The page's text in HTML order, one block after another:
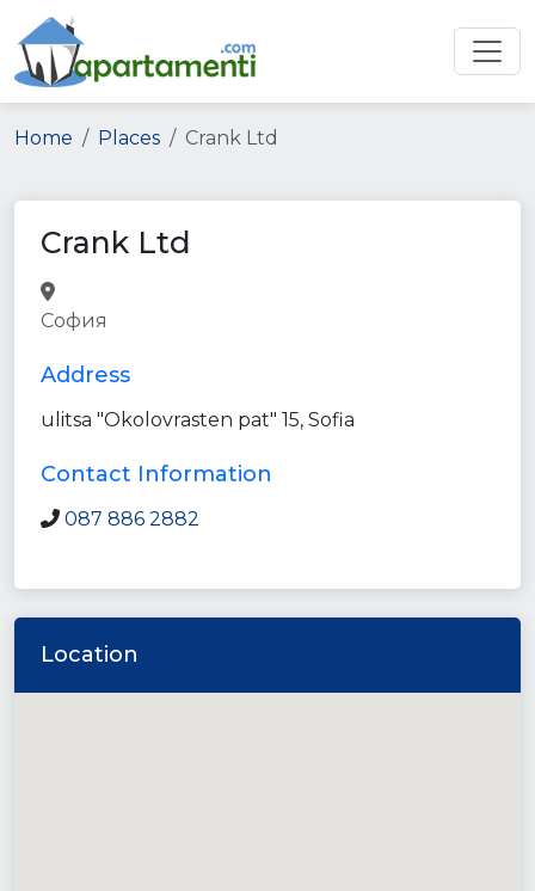
Home Places Crank Ltd
Crank Ltd
София
Address
ulitsa "Okolovrasten pat" 15, Sofia
Contact Information
087 886 2882
Location